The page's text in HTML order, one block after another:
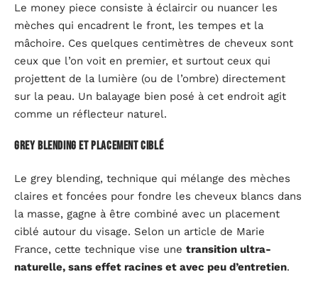
Le money piece consiste à éclaircir ou nuancer les
mèches qui encadrent le front, les tempes et la
mâchoire. Ces quelques centimètres de cheveux sont
ceux que l’on voit en premier, et surtout ceux qui
projettent de la lumière (ou de l’ombre) directement
sur la peau. Un balayage bien posé à cet endroit agit
comme un réflecteur naturel.
Grey blending et placement ciblé
Le grey blending, technique qui mélange des mèches
claires et foncées pour fondre les cheveux blancs dans
la masse, gagne à être combiné avec un placement
ciblé autour du visage. Selon un article de Marie
France, cette technique vise une transition ultra-
naturelle, sans effet racines et avec peu d’entretien.